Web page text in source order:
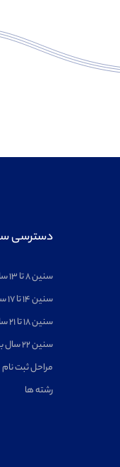
دسترسی
سنین ۸ تا ۱۳ سال
سنین ۱۴ تا ۱۷ سال
سنین ۱۸ تا ۲۱ سال
سنین ۲۲ سال به بالا
مراحل ثبت نام
رشته ها